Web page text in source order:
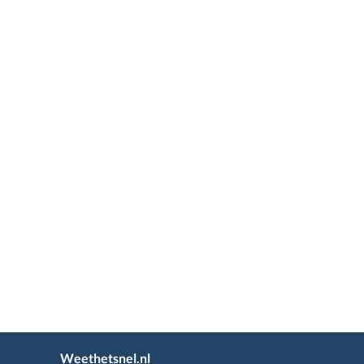
Weethetsnel.nl